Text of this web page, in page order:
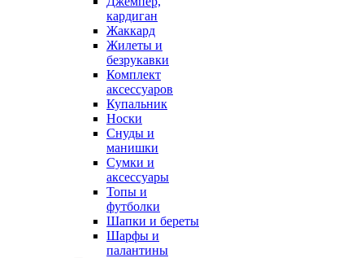
кардиган
Жаккард
Жилеты и
безрукавки
Комплект
аксессуаров
Купальник
Носки
Снуды и
манишки
Сумки и
аксессуары
Топы и
футболки
Шапки и береты
Шарфы и
палантины